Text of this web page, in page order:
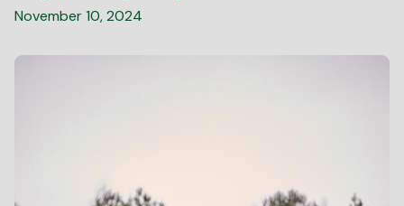
November 10, 2024